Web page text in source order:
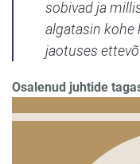
sobivad ja
algatasin kohe
jaotuses
Osalenud juhtide